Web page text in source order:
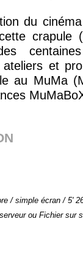
du
crapule
et
au MuMa
/ simple écran / 5'
ou Fichier sur